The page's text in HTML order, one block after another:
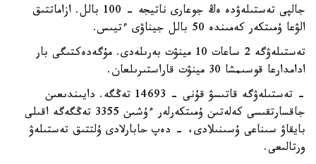
جالپى تەستىلەۋدە ەڭ جوعارى ناتيجە - 100 بالل. ازاماتتىق
الۋعا ۇمىتكەر كەمىندە 50 بالل جيناۋى ءتيىس.
تەستىلەۋگە 2 ساعات 10 مينۋت بەرىلەدى. مۇگەدەكتىگى بار
ادامدارعا قوسىمشا 30 مينۋت قاراستىرىلعان.
- تەستىلەۋگە قاتىسۋ قۇنى - 14693 تەڭگە. دايىندىعىن
جاقسارتقىسى كەلەتىن ۇمىتكەرلەر ءۇشىن 3355 تەڭگەگە اقىلى
بايقاۋ سىناعى ۇسىنىلادى، - دەپ حابارلادى ۇلتتىق تەستىلەۋ
ورتالىعى.